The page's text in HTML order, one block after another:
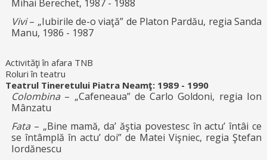
Mihai Berechet, 1987 - 1988
Vivi– „Iubirile de-o viaţă” de Platon Pardău, regia Sanda
Manu, 1986 - 1987
Activităţi în afara TNB
Roluri în teatru
Teatrul Tineretului Piatra Neamţ: 1989 - 1990
Colombina – „Cafeneaua” de Carlo Goldoni, regia Ion
Mânzatu
Fata– „Bine mamă, da’ ăştia povestesc în actu’ întâi ce
se întâmplă în actu’ doi” de Matei Vişniec, regia Ştefan
Iordănescu